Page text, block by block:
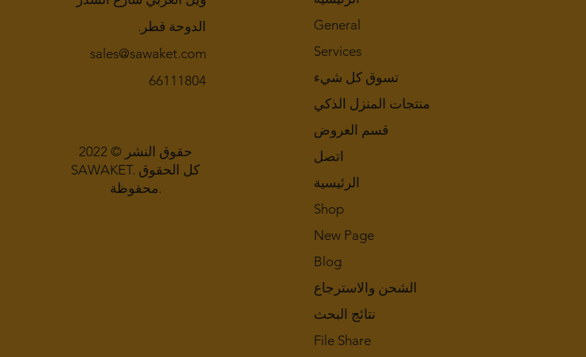
الدوحة قطر.
sales@sawaket.com
66111804
حقوق النشر © 2022
SAWAKET. كل الحقوق
محفوظة.
General
Services
تسوق كل شيء
منتجات المنزل الذكي
قسم العروض
اتصل
الرئيسية
Shop
New Page
Blog
الشحن والاسترجاع
نتائج البحث
File Share